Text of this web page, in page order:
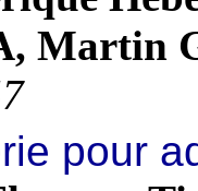
Martin
pour